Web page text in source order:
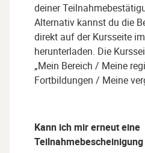
deiner
Alternativ kannst du die
direkt auf der Kursseite
herunterladen. Die
„Mein Bereich / Meine
Fortbildungen / Meine
Kann ich mir erneut eine